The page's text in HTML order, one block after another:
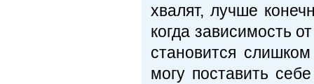
хвалят, лучше
когда зависимость
становится
могу поставить